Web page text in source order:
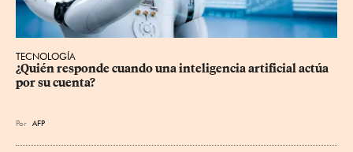
TECNOLOGÍA
¿Quién responde cuando una inteligencia artificial actúa
por su cuenta?
Por AFP